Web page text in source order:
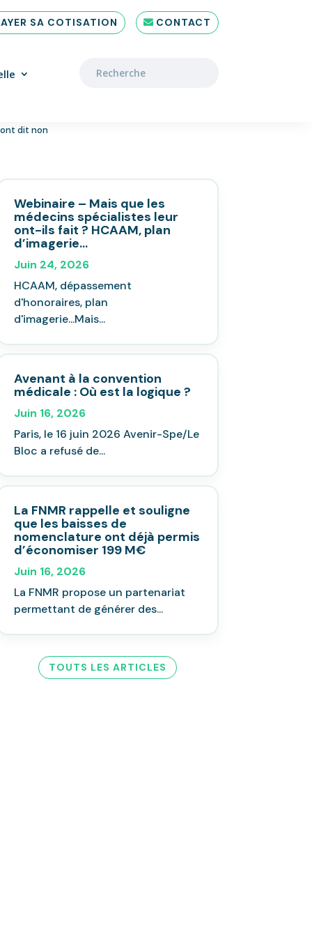
SA COTISATION CONTACT
dit non
Webinaire – Mais que les
médecins spécialistes leur
ont-ils fait ? HCAAM, plan
d’imagerie…
Juin 24, 2026
HCAAM, dépassement
d'honoraires, plan
d'imagerie...Mais...
Avenant à la convention
médicale : Où est la logique ?
Juin 16, 2026
Paris, le 16 juin 2026 Avenir-Spe/Le
Bloc a refusé de...
La FNMR rappelle et souligne
que les baisses de
nomenclature ont déjà permis
d’économiser 199 M€
Juin 16, 2026
La FNMR propose un partenariat
permettant de générer des...
TOUTS LES ARTICLES